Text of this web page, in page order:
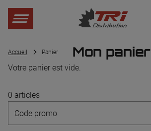
Accueil Panier Mon panier
Votre panier est vide.
0 articles